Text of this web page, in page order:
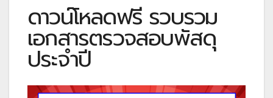
ดาวน์โหลดฟรี รวบรวม
เอกสารตรวจสอบพัสดุ
ประจำปี